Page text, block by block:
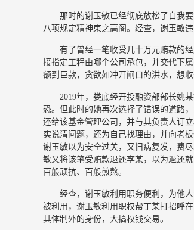
那时的谢玉敏已经彻底放松了自我
八项规定精神束之高阁。经查，谢玉敏
有了曾经一笔收受几十万元贿款的
接指定工程由哪个公司承包，并交代下
额到巨款，贪欲如冲开闸口的洪水，想
2019年，娄底经开投融资部部长姚
恐。但此时的她再次选择了错误的道路
还给该基金管理公司，并与其负责人订
实说清问题，还为自己找理由，并向老
谢玉敏以为安全过关，又旧病复发，费
敏又将该笔受贿款退还李某，以为退还
百般顽抗、百般煎熬。
经查，谢玉敏利用职务便利，为他
被利用，谢玉敏利用职权帮丁某打招呼
其体制外的身份，大搞权钱交易。